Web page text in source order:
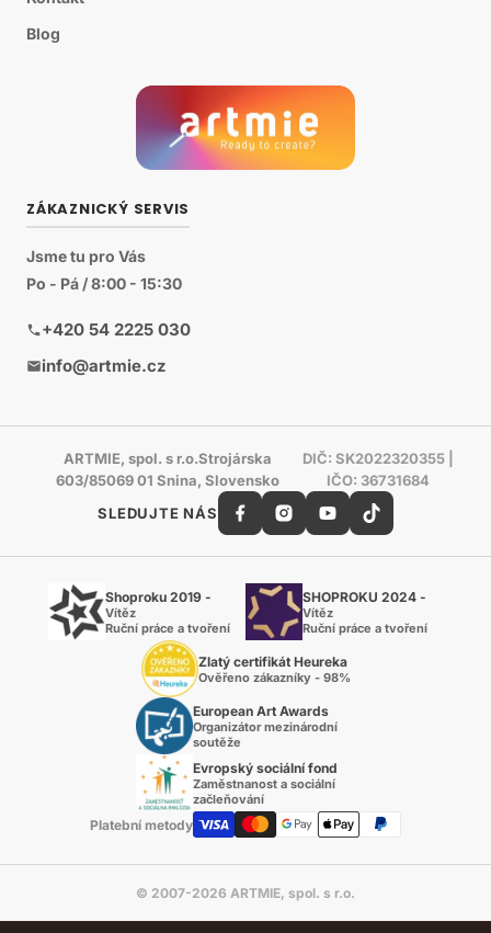
Blog
ZÁKAZNICKÝ SERVIS
Jsme tu pro Vás
Po - Pá / 8:00 - 15:30
+420 54 2225 030
info@artmie.cz
ARTMIE, spol. s r.o.Strojárska
603/85069 01 Snina, Slovensko
DIČ: SK2022320355 |
IČO: 36731684
SLEDUJTE NÁS
Shoproku 2019 -
Vítěz
Ruční práce a tvoření
SHOPROKU 2024 -
Vítěz
Ruční práce a tvoření
Zlatý certifikát Heureka
Ověřeno zákazníky - 98%
European Art Awards
Organizátor mezinárodní
soutěže
Evropský sociální fond
Zaměstnanost a sociální
začleňování
Platební metody
© 2007-2026 ARTMIE, spol. s r.o.